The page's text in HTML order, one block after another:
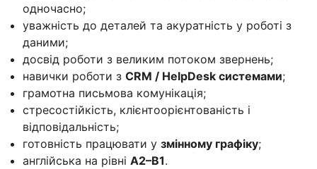
одночасно;
уважність до деталей та акуратність у роботі з
даними;
досвід роботи з великим потоком звернень;
навички роботи з CRM / HelpDesk системами;
грамотна письмова комунікація;
стресостійкість, клієнтоорієнтованість і
відповідальність;
готовність працювати у змінному графіку;
англійська на рівні A2–B1.